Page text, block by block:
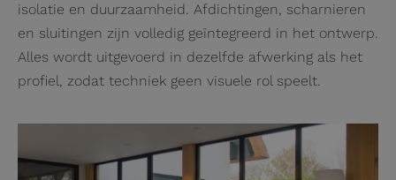
isolatie en duurzaamheid. Afdichtingen, scharnieren
en sluitingen zijn volledig geïntegreerd in het ontwerp.
Alles wordt uitgevoerd in dezelfde afwerking als het
profiel, zodat techniek geen visuele rol speelt.